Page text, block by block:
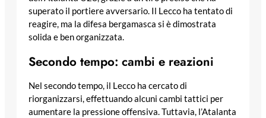
superato il portiere avversario. Il Lecco ha tentato di
reagire, ma la difesa bergamasca si è dimostrata
solida e ben organizzata.
Secondo tempo: cambi e reazioni
Nel secondo tempo, il Lecco ha cercato di
riorganizzarsi, effettuando alcuni cambi tattici per
aumentare la pressione offensiva. Tuttavia, l’Atalanta